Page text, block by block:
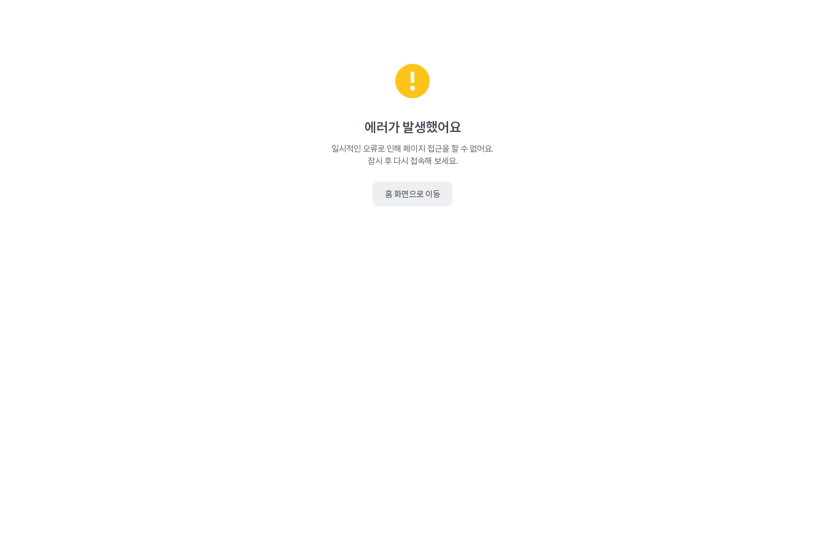
에러가 발생했어요
일시적인 오류로 인해 페이지 접근을 할 수 없어요.
잠시 후 다시 접속해 보세요.
홈 화면으로 이동